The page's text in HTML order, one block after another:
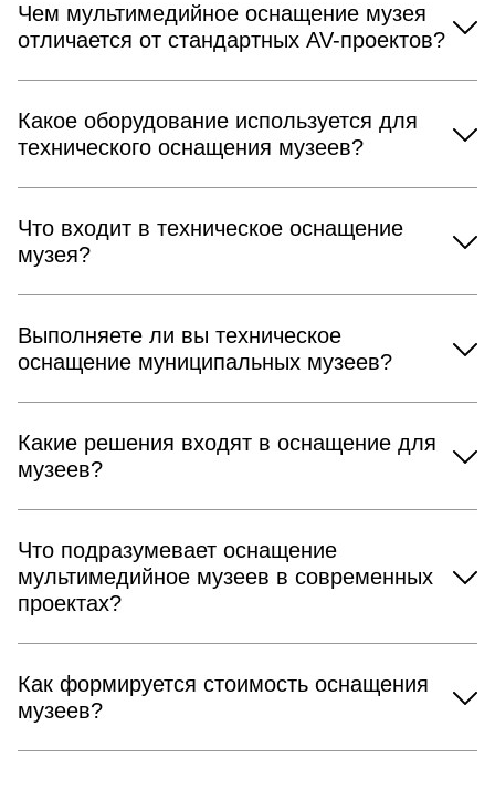
Чем мультимедийное оснащение музея
отличается от стандартных AV-проектов?
Какое оборудование используется для
технического оснащения музеев?
Что входит в техническое оснащение
музея?
Выполняете ли вы техническое
оснащение муниципальных музеев?
Какие решения входят в оснащение для
музеев?
Что подразумевает оснащение
мультимедийное музеев в современных
проектах?
Как формируется стоимость оснащения
музеев?